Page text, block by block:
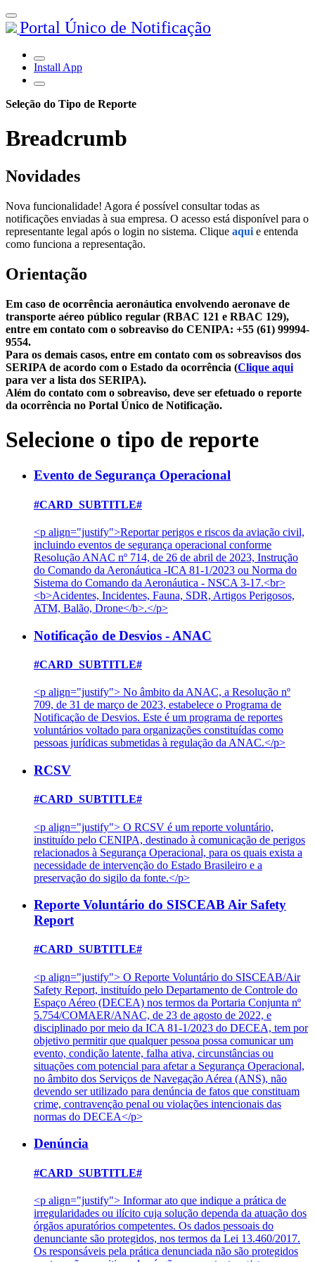
Portal Único de Notificação
Install App
Seleção do Tipo de Reporte
Breadcrumb
Novidades
Nova funcionalidade! Agora é possível consultar todas as
notificações enviadas à sua empresa. O acesso está disponível para o
representante legal após o login no sistema. Clique aqui e entenda
como funciona a representação.
Orientação
Em caso de ocorrência aeronáutica envolvendo aeronave de
transporte aéreo público regular (RBAC 121 e RBAC 129),
entre em contato com o sobreaviso do CENIPA: +55 (61) 99994-
9554.
Para os demais casos, entre em contato com os sobreavisos dos
SERIPA de acordo com o Estado da ocorrência (Clique aqui
para ver a lista dos SERIPA).
Além do contato com o sobreaviso, deve ser efetuado o reporte
da ocorrência no Portal Único de Notificação.
Selecione o tipo de reporte
Evento de Segurança Operacional
#CARD_SUBTITLE#
<p align="justify">Reportar perigos e riscos da aviação civil,
incluindo eventos de segurança operacional conforme
Resolução ANAC nº 714, de 26 de abril de 2023, Instrução
do Comando da Aeronáutica -ICA 81-1/2023 ou Norma do
Sistema do Comando da Aeronáutica - NSCA 3-17.<br>
<b>Acidentes, Incidentes, Fauna, SDR, Artigos Perigosos,
ATM, Balão, Drone</b>.</p>
Notificação de Desvios - ANAC
#CARD_SUBTITLE#
<p align="justify"> No âmbito da ANAC, a Resolução nº
709, de 31 de março de 2023, estabelece o Programa de
Notificação de Desvios. Este é um programa de reportes
voluntários voltado para organizações constituídas como
pessoas jurídicas submetidas à regulação da ANAC.</p>
RCSV
#CARD_SUBTITLE#
<p align="justify"> O RCSV é um reporte voluntário,
instituído pelo CENIPA, destinado à comunicação de perigos
relacionados à Segurança Operacional, para os quais exista a
necessidade de intervenção do Estado Brasileiro e a
preservação do sigilo da fonte.</p>
Reporte Voluntário do SISCEAB Air Safety
Report
#CARD_SUBTITLE#
<p align="justify"> O Reporte Voluntário do SISCEAB/Air
Safety Report, instituído pelo Departamento de Controle do
Espaço Aéreo (DECEA) nos termos da Portaria Conjunta nº
5.754/COMAER/ANAC, de 23 de agosto de 2022, e
disciplinado por meio da ICA 81-1/2023 do DECEA, tem por
objetivo permitir que qualquer pessoa possa comunicar um
evento, condição latente, falha ativa, circunstâncias ou
situações com potencial para afetar a Segurança Operacional,
no âmbito dos Serviços de Navegação Aérea (ANS), não
devendo ser utilizado para denúncia de fatos que constituam
crime, contravenção penal ou violações intencionais das
normas do DECEA</p>
Denúncia
#CARD_SUBTITLE#
<p align="justify"> Informar ato que indique a prática de
irregularidades ou ilícito cuja solução dependa da atuação dos
órgãos apuratórios competentes. Os dados pessoais do
denunciante são protegidos, nos termos da Lei 13.460/2017.
Os responsáveis pela prática denunciada não são protegidos